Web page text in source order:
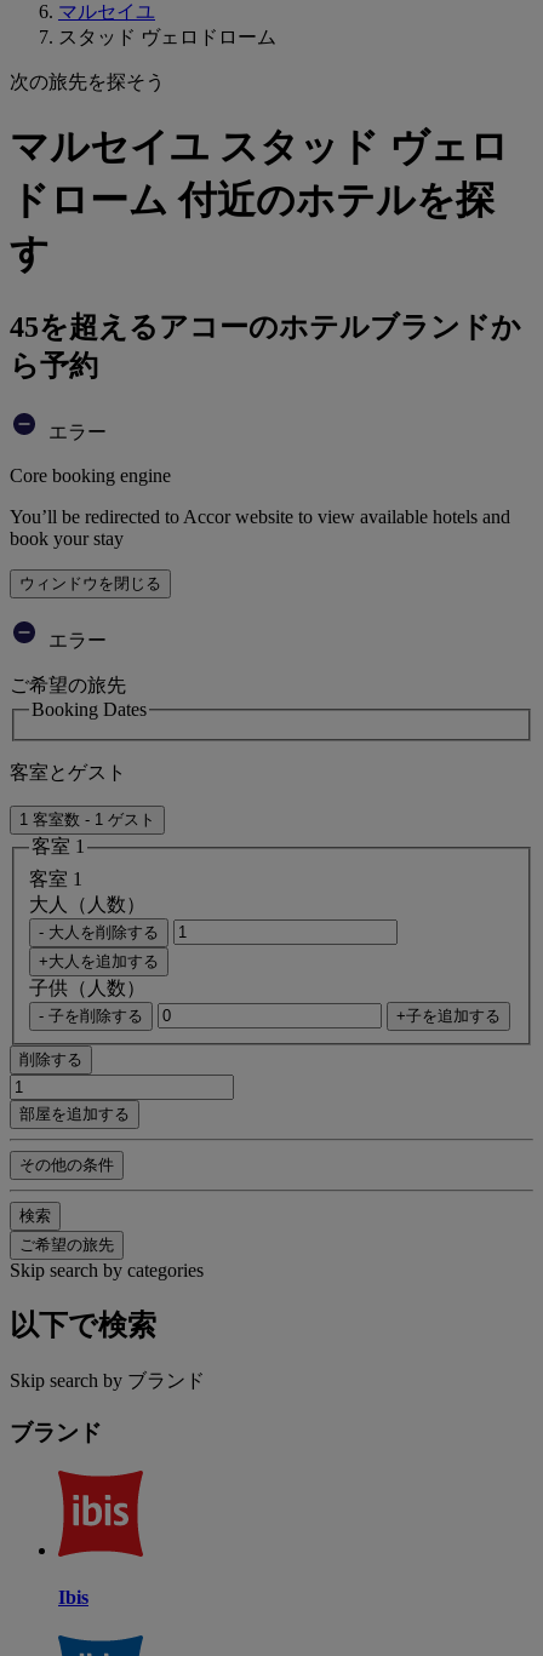
マルセイユ
スタッド ヴェロドローム
次の旅先を探そう
マルセイユ スタッド ヴェロ
ドローム 付近のホテルを探
す
45を超えるアコーのホテルブランドか
ら予約
エラー
Core booking engine
You’ll be redirected to Accor website to view available hotels and
book your stay
ウィンドウを閉じる
エラー
ご希望の旅先
Booking Dates
客室とゲスト
1 客室数 - 1 ゲスト
客室 1
客室 1
大人（人数）
- 大人を削除する
+大人を追加する
子供（人数）
- 子を削除する +子を追加する
削除する
部屋を追加する
その他の条件
検索
ご希望の旅先
Skip search by categories
以下で検索
Skip search by ブランド
ブランド
Ibis